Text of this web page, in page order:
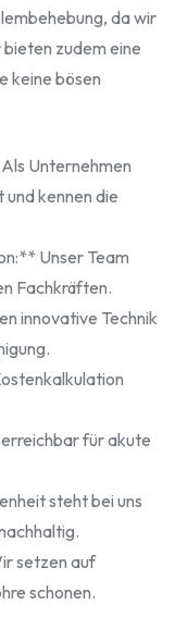
da wir
zudem eine
keine bösen
Unternehmen
und kennen die
Unser Team
Fachkräften.
innovative Technik
für akute
steht bei uns
setzen auf
schonen.